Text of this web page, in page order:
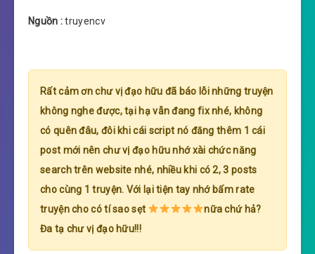
Nguồn :truyencv
Rất cảm ơn chư vị đạo hữu đã báo lỗi những truyện
không nghe được, tại hạ vẫn đang fix nhé, không
có quên đâu, đôi khi cái script nó đăng thêm 1 cái
post mới nên chư vị đạo hữu nhớ xài chức năng
search trên website nhé, nhiều khi có 2, 3 posts
cho cùng 1 truyện. Với lại tiện tay nhớ bấm rate
truyện cho có tí sao sẹt
nữa chứ hả?
Đa tạ chư vị đạo hữu!!!